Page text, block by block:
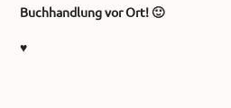
Buchhandlung vor Ort! 🙂
♥